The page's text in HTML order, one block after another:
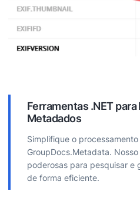
Ferramentas .NET
Metadados
Simplifique o
GroupDocs.Metadata.
poderosas para pesquisar e
de forma eficiente.